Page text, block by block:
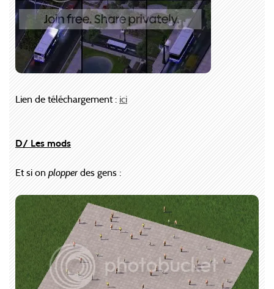
Lien de téléchargement : ici
D/ Les mods
Et si on plopperdes gens :